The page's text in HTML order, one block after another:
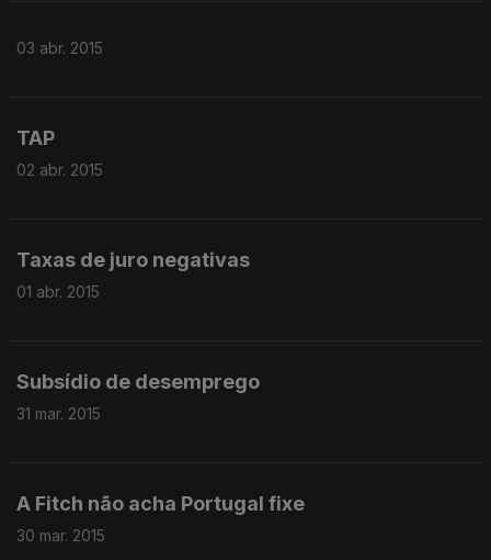
03 abr. 2015
TAP
02 abr. 2015
Taxas de juro negativas
01 abr. 2015
Subsídio de desemprego
31 mar. 2015
A Fitch não acha Portugal fixe
30 mar. 2015